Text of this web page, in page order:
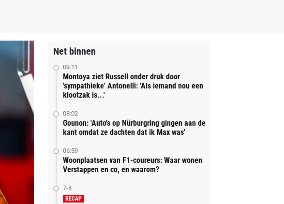
Net binnen
09:11
Montoya ziet Russell onder druk door
'sympathieke' Antonelli: 'Als iemand nou een
klootzak is...'
08:02
Gounon: 'Auto's op Nürburgring gingen aan de
kant omdat ze dachten dat ik Max was'
06:59
Woonplaatsen van F1-coureurs: Waar wonen
Verstappen en co, en waarom?
7-8
RECAP